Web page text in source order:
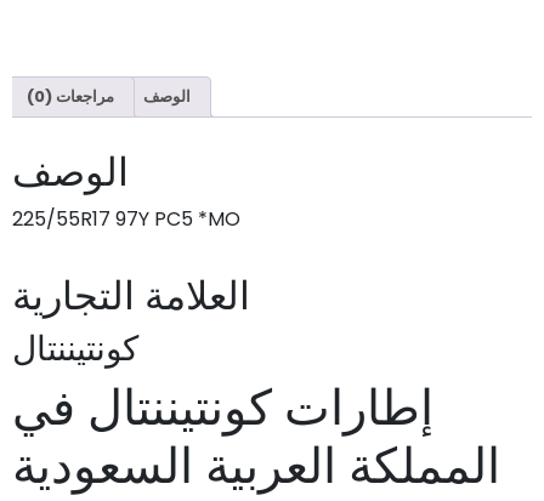
الوصف مراجعات (0)
الوصف
225/55R17 97Y PC5 *MO
العلامة التجارية
كونتيننتال
إطارات كونتيننتال في
المملكة العربية السعودية